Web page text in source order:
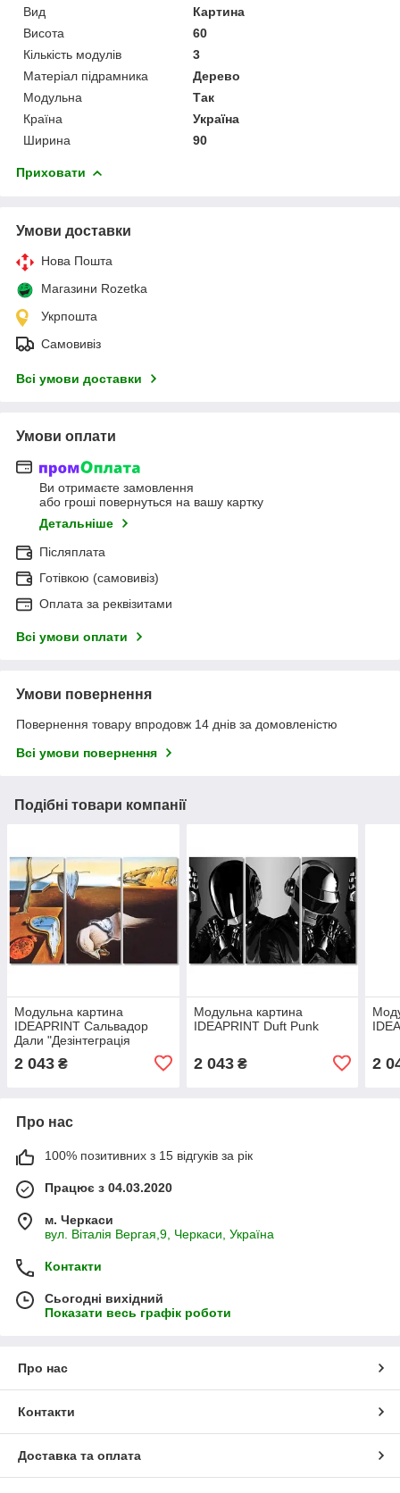
Вид
Картина
Висота
60
Кількість модулів
3
Матеріал підрамника
Дерево
Модульна
Так
Країна
Україна
Ширина
90
Приховати
Умови доставки
Нова Пошта
Магазини Rozetka
Укрпошта
Самовивіз
Всі умови доставки
Умови оплати
Ви отримаєте замовлення
або гроші повернуться на вашу картку
Детальніше
Післяплата
Готівкою (самовивіз)
Оплата за реквізитами
Всі умови оплати
Умови повернення
Повернення товару впродовж 14 днів за домовленістю
Всі умови повернення
Подібні товари компанії
Модульна картина
IDEAPRINT Сальвадор
Дали "Дезінтеграція
репродукція
2 043 ₴
Модульна картина
IDEAPRINT Duft Punk
2 043₴ 2
Про нас
100% позитивних з 15 відгуків за рік
Працює з 04.03.2020
м. Черкаси
вул. Віталія Вергая,9, Черкаси, Україна
Контакти
Сьогодні вихідний
Показати весь графік роботи
Про нас
Контакти
Доставка та оплата